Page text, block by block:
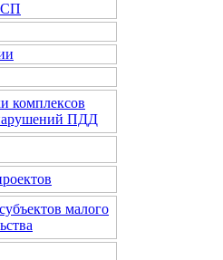
комплексов
ПДД
малого